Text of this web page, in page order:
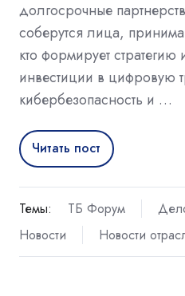
долгосрочные
соберутся лица,
кто формирует
инвестиции в цифровую
кибербезопасность и …
Читать пост
Темы: ТБ Форум
Новости
Новости